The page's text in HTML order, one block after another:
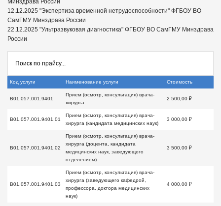
12.12.2025 "Экспертиза временной нетрудоспособности" ФГБОУ ВО
СамГМУ Минздрава России
22.12.2025 "Ультразвуковая диагностика" ФГБОУ ВО СамГМУ Минздрава
России
Код услуги Наименование услуги Стоимость
B01.057.001.9401
Прием (осмотр, консультация) врача-
хирурга
2 500,00 ₽
B01.057.001.9401.01
Прием (осмотр, консультация) врача-
хирурга (кандидата медицинских наук)
3 000,00 ₽
B01.057.001.9401.02
Прием (осмотр, консультация) врача-
хирурга (доцента, кандидата
медицинских наук, заведующего
отделением)
3 500,00 ₽
B01.057.001.9401.03
Прием (осмотр, консультация) врача-
хирурга (заведующего кафедрой,
профессора, доктора медицинских
наук)
4 000,00 ₽